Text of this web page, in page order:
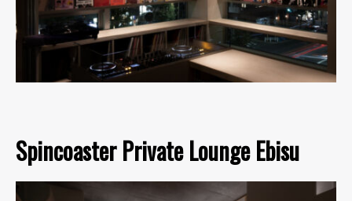
Spincoaster Private Lounge Ebisu